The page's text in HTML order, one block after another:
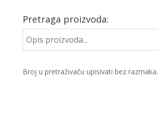
Pretraga proizvoda:
Broj u pretraživaču upisivati bez razmaka.